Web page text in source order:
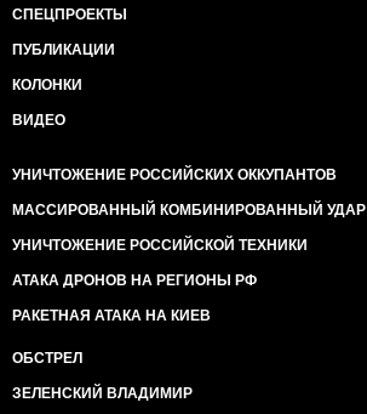
СПЕЦПРОЕКТЫ
ПУБЛИКАЦИИ
КОЛОНКИ
ВИДЕО
УНИЧТОЖЕНИЕ РОССИЙСКИХ ОККУПАНТОВ
МАССИРОВАННЫЙ КОМБИНИРОВАННЫЙ УДАР
УНИЧТОЖЕНИЕ РОССИЙСКОЙ ТЕХНИКИ
АТАКА ДРОНОВ НА РЕГИОНЫ РФ
РАКЕТНАЯ АТАКА НА КИЕВ
ОБСТРЕЛ
ЗЕЛЕНСКИЙ ВЛАДИМИР